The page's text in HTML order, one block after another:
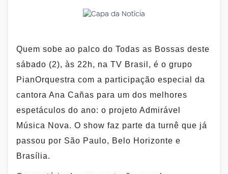
Quem sobe ao palco do Todas as Bossas deste
sábado (2), às 22h, na TV Brasil, é o grupo
PianOrquestra com a participação especial da
cantora Ana Cañas para um dos melhores
espetáculos do ano: o projeto Admirável
Música Nova. O show faz parte da turnê que já
passou por São Paulo, Belo Horizonte e
Brasília.